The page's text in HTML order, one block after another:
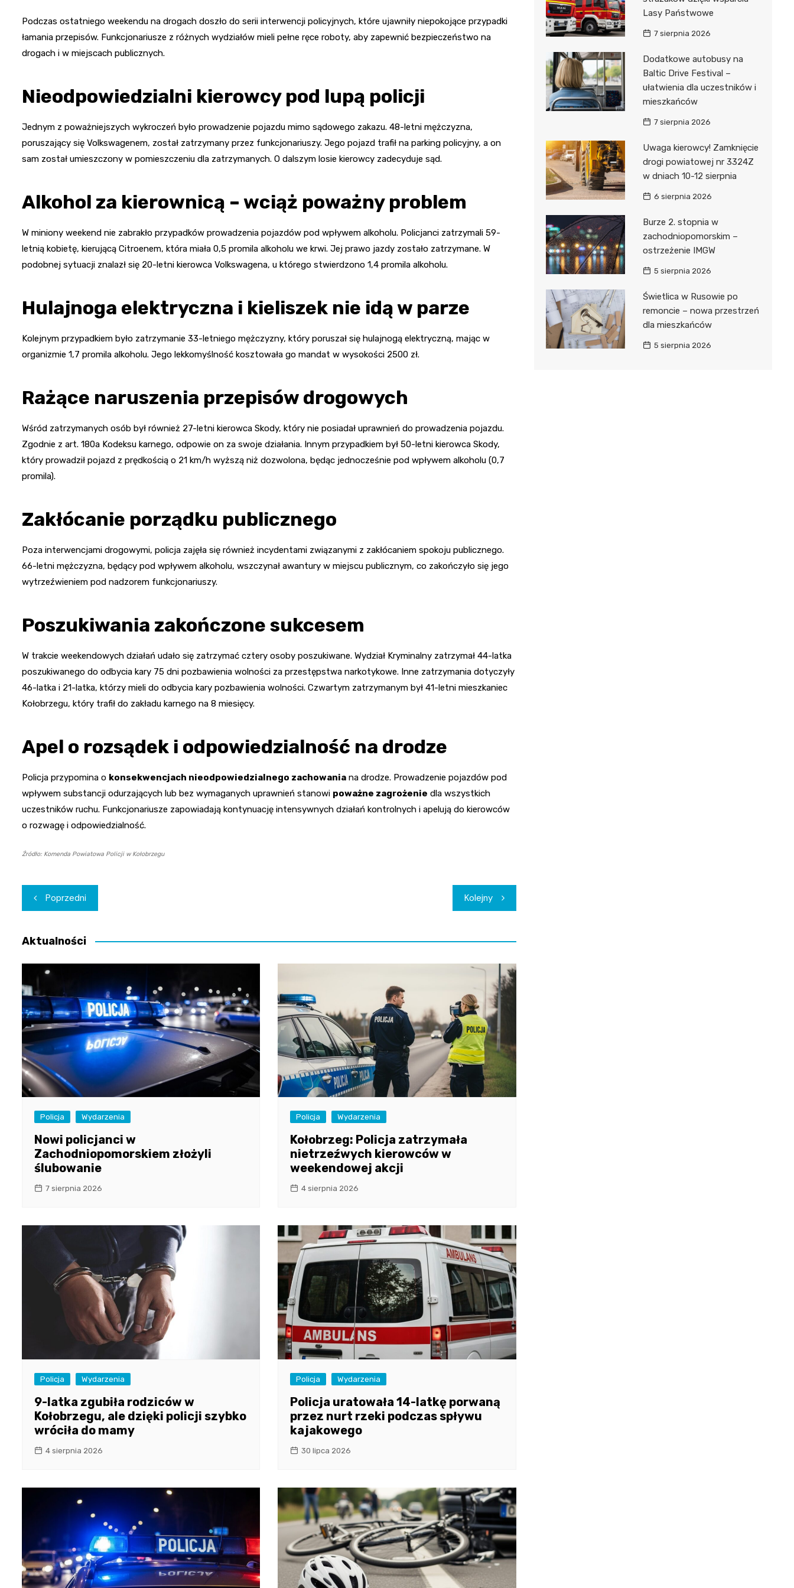
Podczas ostatniego weekendu na drogach doszło do serii interwencji policyjnych, które ujawniły niepokojące przypadki
łamania przepisów. Funkcjonariusze z różnych wydziałów mieli pełne ręce roboty, aby zapewnić bezpieczeństwo na
drogach i w miejscach publicznych.
Nieodpowiedzialni kierowcy pod lupą policji
Jednym z poważniejszych wykroczeń było prowadzenie pojazdu mimo sądowego zakazu. 48-letni mężczyzna,
poruszający się Volkswagenem, został zatrzymany przez funkcjonariuszy. Jego pojazd trafił na parking policyjny, a on
sam został umieszczony w pomieszczeniu dla zatrzymanych. O dalszym losie kierowcy zadecyduje sąd.
Alkohol za kierownicą – wciąż poważny problem
W miniony weekend nie zabrakło przypadków prowadzenia pojazdów pod wpływem alkoholu. Policjanci zatrzymali 59-
letnią kobietę, kierującą Citroenem, która miała 0,5 promila alkoholu we krwi. Jej prawo jazdy zostało zatrzymane. W
podobnej sytuacji znalazł się 20-letni kierowca Volkswagena, u którego stwierdzono 1,4 promila alkoholu.
Hulajnoga elektryczna i kieliszek nie idą w parze
Kolejnym przypadkiem było zatrzymanie 33-letniego mężczyzny, który poruszał się hulajnogą elektryczną, mając w
organizmie 1,7 promila alkoholu. Jego lekkomyślność kosztowała go mandat w wysokości 2500 zł.
Rażące naruszenia przepisów drogowych
Wśród zatrzymanych osób był również 27-letni kierowca Skody, który nie posiadał uprawnień do prowadzenia pojazdu.
Zgodnie z art. 180a Kodeksu karnego, odpowie on za swoje działania. Innym przypadkiem był 50-letni kierowca Skody,
który prowadził pojazd z prędkością o 21 km/h wyższą niż dozwolona, będąc jednocześnie pod wpływem alkoholu (0,7
promila).
Zakłócanie porządku publicznego
Poza interwencjami drogowymi, policja zajęła się również incydentami związanymi z zakłócaniem spokoju publicznego.
66-letni mężczyzna, będący pod wpływem alkoholu, wszczynał awantury w miejscu publicznym, co zakończyło się jego
wytrzeźwieniem pod nadzorem funkcjonariuszy.
Poszukiwania zakończone sukcesem
W trakcie weekendowych działań udało się zatrzymać cztery osoby poszukiwane. Wydział Kryminalny zatrzymał 44-latka
poszukiwanego do odbycia kary 75 dni pozbawienia wolności za przestępstwa narkotykowe. Inne zatrzymania dotyczyły
46-latka i 21-latka, którzy mieli do odbycia kary pozbawienia wolności. Czwartym zatrzymanym był 41-letni mieszkaniec
Kołobrzegu, który trafił do zakładu karnego na 8 miesięcy.
Apel o rozsądek i odpowiedzialność na drodze
Policja przypomina o konsekwencjach nieodpowiedzialnego zachowania na drodze. Prowadzenie pojazdów pod
wpływem substancji odurzających lub bez wymaganych uprawnień stanowi poważne zagrożenie dla wszystkich
uczestników ruchu. Funkcjonariusze zapowiadają kontynuację intensywnych działań kontrolnych i apelują do kierowców
o rozwagę i odpowiedzialność.
Źródło: Komenda Powiatowa Policji w Kołobrzegu
Nawigacja
wpisu
Poprzedni Kolejny
Aktualności
Policja Wydarzenia
Nowi policjanci w
Zachodniopomorskiem złożyli
ślubowanie
7 sierpnia 2026
Policja Wydarzenia
Kołobrzeg: Policja zatrzymała
nietrzeźwych kierowców w
weekendowej akcji
4 sierpnia 2026
Policja Wydarzenia
9-latka zgubiła rodziców w
Kołobrzegu, ale dzięki policji szybko
wróciła do mamy
4 sierpnia 2026
Policja Wydarzenia
Policja uratowała 14-latkę porwaną
przez nurt rzeki podczas spływu
kajakowego
30 lipca 2026
Lasy Państwowe
7 sierpnia 2026
Dodatkowe autobusy na
Baltic Drive Festival –
ułatwienia dla uczestników i
mieszkańców
7 sierpnia 2026
Uwaga kierowcy! Zamknięcie
drogi powiatowej nr 3324Z
w dniach 10-12 sierpnia
6 sierpnia 2026
Burze 2. stopnia w
zachodniopomorskim –
ostrzeżenie IMGW
5 sierpnia 2026
Świetlica w Rusowie po
remoncie – nowa przestrzeń
dla mieszkańców
5 sierpnia 2026